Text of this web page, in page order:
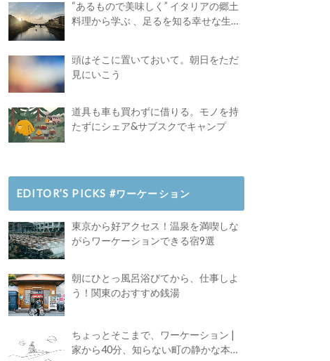
“あるもので美味しく” イタリアの郷土
料理から学ぶ 、足るを知る幸せな生き
頭はそこに置いておいて。朝日をただ
見にいこう
道具も車も買わずに借りる。モノを持
たずにシェア&サブスクでキャンプ
EDITOR’S PICKS #ワーケーション
東京から好アクセス！温泉を満喫しな
がらワーケーションできる宿9選
朝にひとっ風呂浴びてから、仕事しよ
う！関東のおすすめ銭湯
ちょっとそこまで、ワーケーション |
家から40分、知らない町の静かな本屋